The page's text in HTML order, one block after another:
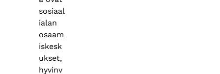
sosiaal
ialan
osaam
iskesk
ukset,
hyvinv